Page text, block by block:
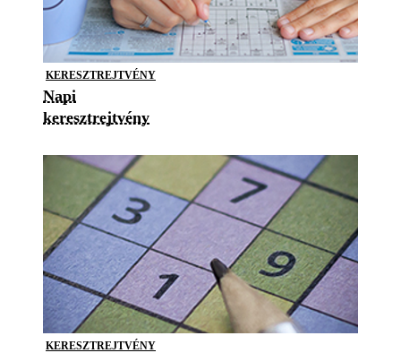
KERESZTREJTVÉNY
Napi
keresztrejtvény
KERESZTREJTVÉNY